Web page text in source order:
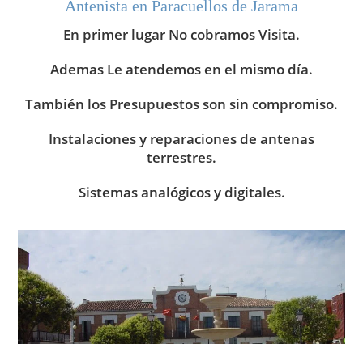
Antenista en Paracuellos de Jarama
En primer lugar No cobramos Visita.
Ademas Le atendemos en el mismo día.
También los Presupuestos son sin compromiso.
Instalaciones y reparaciones de antenas
terrestres.
Sistemas analógicos y digitales.